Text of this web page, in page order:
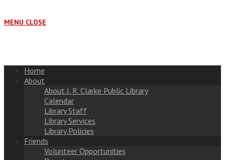
MENU CLOSE
Home
About
About J. R. Clarke Public Library
Calendar
Library Staff
Library Services
Library Policies
Friends
Volunteer Opportunities